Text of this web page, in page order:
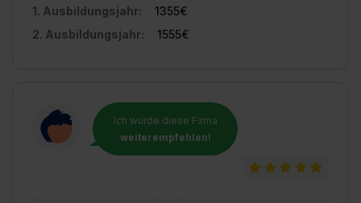
1. Ausbildungsjahr:
1355€
2. Ausbildungsjahr:
1555€
Ich würde diese Firma
weiterempfehlen!